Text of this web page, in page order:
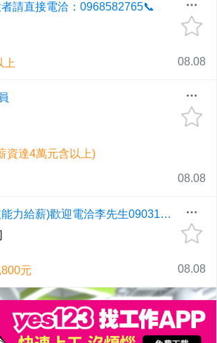
請直接電洽：0968582765📞
上
08.08
資達4萬元含以上)
08.08
機電技工(依能力給薪)歡迎電洽李先生0903116823
元
08.08